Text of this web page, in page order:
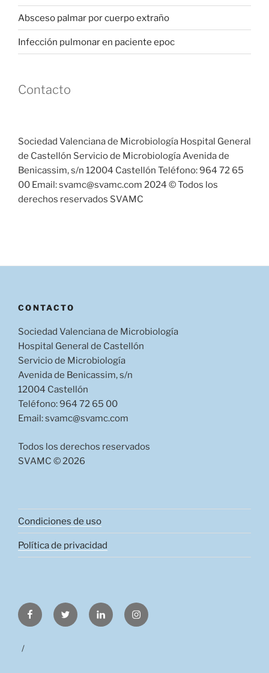
Absceso palmar por cuerpo extraño
Infección pulmonar en paciente epoc
Contacto
Sociedad Valenciana de Microbiología Hospital General
de Castellón Servicio de Microbiología Avenida de
Benicassim, s/n 12004 Castellón Teléfono: 964 72 65
00 Email: svamc@svamc.com 2024 © Todos los
derechos reservados SVAMC
CONTACTO
Sociedad Valenciana de Microbiología
Hospital General de Castellón
Servicio de Microbiología
Avenida de Benicassim, s/n
12004 Castellón
Teléfono: 964 72 65 00
Email: svamc@svamc.com
Todos los derechos reservados
SVAMC © 2026
Condiciones de uso
Política de privacidad
FacebookTwitter LinkedInInstagram